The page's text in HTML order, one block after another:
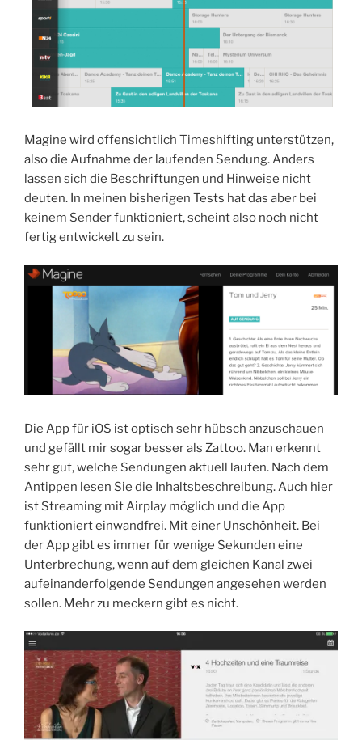
Magine wird offensichtlich Timeshifting unterstützen,
also die Aufnahme der laufenden Sendung. Anders
lassen sich die Beschriftungen und Hinweise nicht
deuten. In meinen bisherigen Tests hat das aber bei
keinem Sender funktioniert, scheint also noch nicht
fertig entwickelt zu sein.
Die App für iOS ist optisch sehr hübsch anzuschauen
und gefällt mir sogar besser als Zattoo. Man erkennt
sehr gut, welche Sendungen aktuell laufen. Nach dem
Antippen lesen Sie die Inhaltsbeschreibung. Auch hier
ist Streaming mit Airplay möglich und die App
funktioniert einwandfrei. Mit einer Unschönheit. Bei
der App gibt es immer für wenige Sekunden eine
Unterbrechung, wenn auf dem gleichen Kanal zwei
aufeinanderfolgende Sendungen angesehen werden
sollen. Mehr zu meckern gibt es nicht.